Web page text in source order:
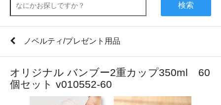
検索
ノベルティ/プレゼント用品
オリジナル バンブー2重カップ350ml 60
個セット v010552-60